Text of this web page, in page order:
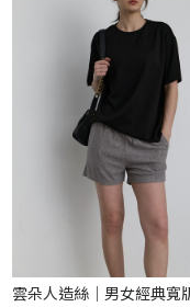
雲朵人造絲｜男女經典寬